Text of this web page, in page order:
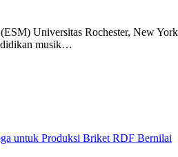
Universitas Rochester, New York
musik…
untuk Produksi Briket RDF Bernilai